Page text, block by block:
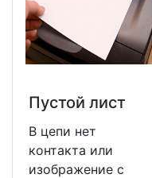
Пустой лист
В цепи нет
контакта или
изображение с